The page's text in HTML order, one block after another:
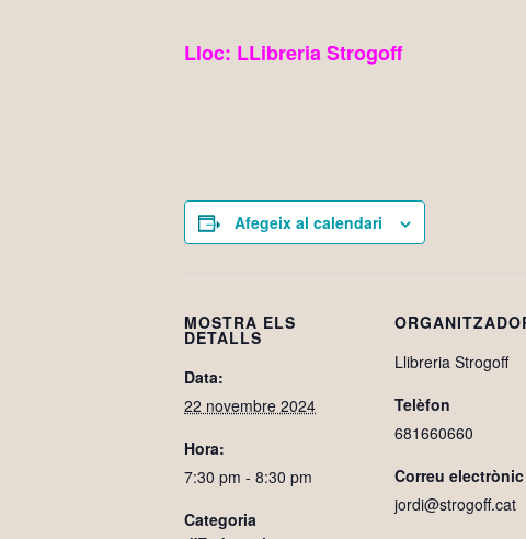
Lloc: LLibreria Strogoff
Afegeix al calendari
MOSTRA ELS
DETALLS
Data:
22 novembre 2024
Hora:
7:30 pm - 8:30 pm
Categoria
Llibreria Strogoff
Telèfon
681660660
Correu electrònic
jordi@strogoff.cat